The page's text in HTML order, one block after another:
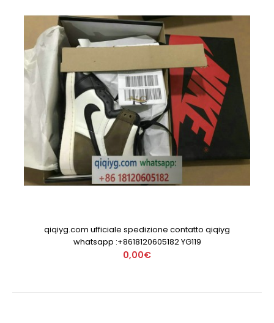
qiqiyg.com ufficiale spedizione contatto qiqiyg
whatsapp :+8618120605182 YG119
0,00€